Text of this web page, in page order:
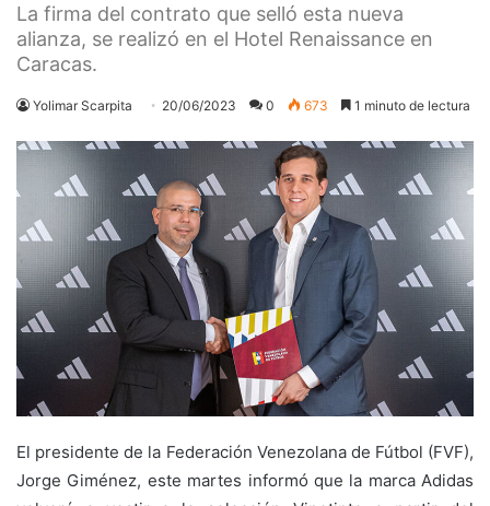
La firma del contrato que selló esta nueva
alianza, se realizó en el Hotel Renaissance en
Caracas.
Yolimar Scarpita 20/06/2023 0 673 1 minuto de lectura
El presidente de la Federación Venezolana de Fútbol (FVF),
Jorge Giménez, este martes informó que la marca Adidas